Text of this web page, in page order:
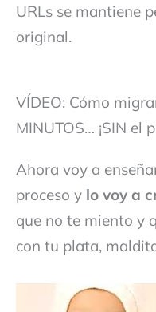
URLs se mantiene
original.
VÍDEO: Cómo
MINUTOS… ¡SIN el
Ahora voy a
proceso y lo voy a
que no te miento y
con tu plata,